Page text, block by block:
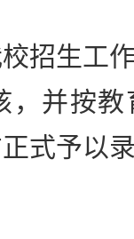
生工作
，并按
式予以